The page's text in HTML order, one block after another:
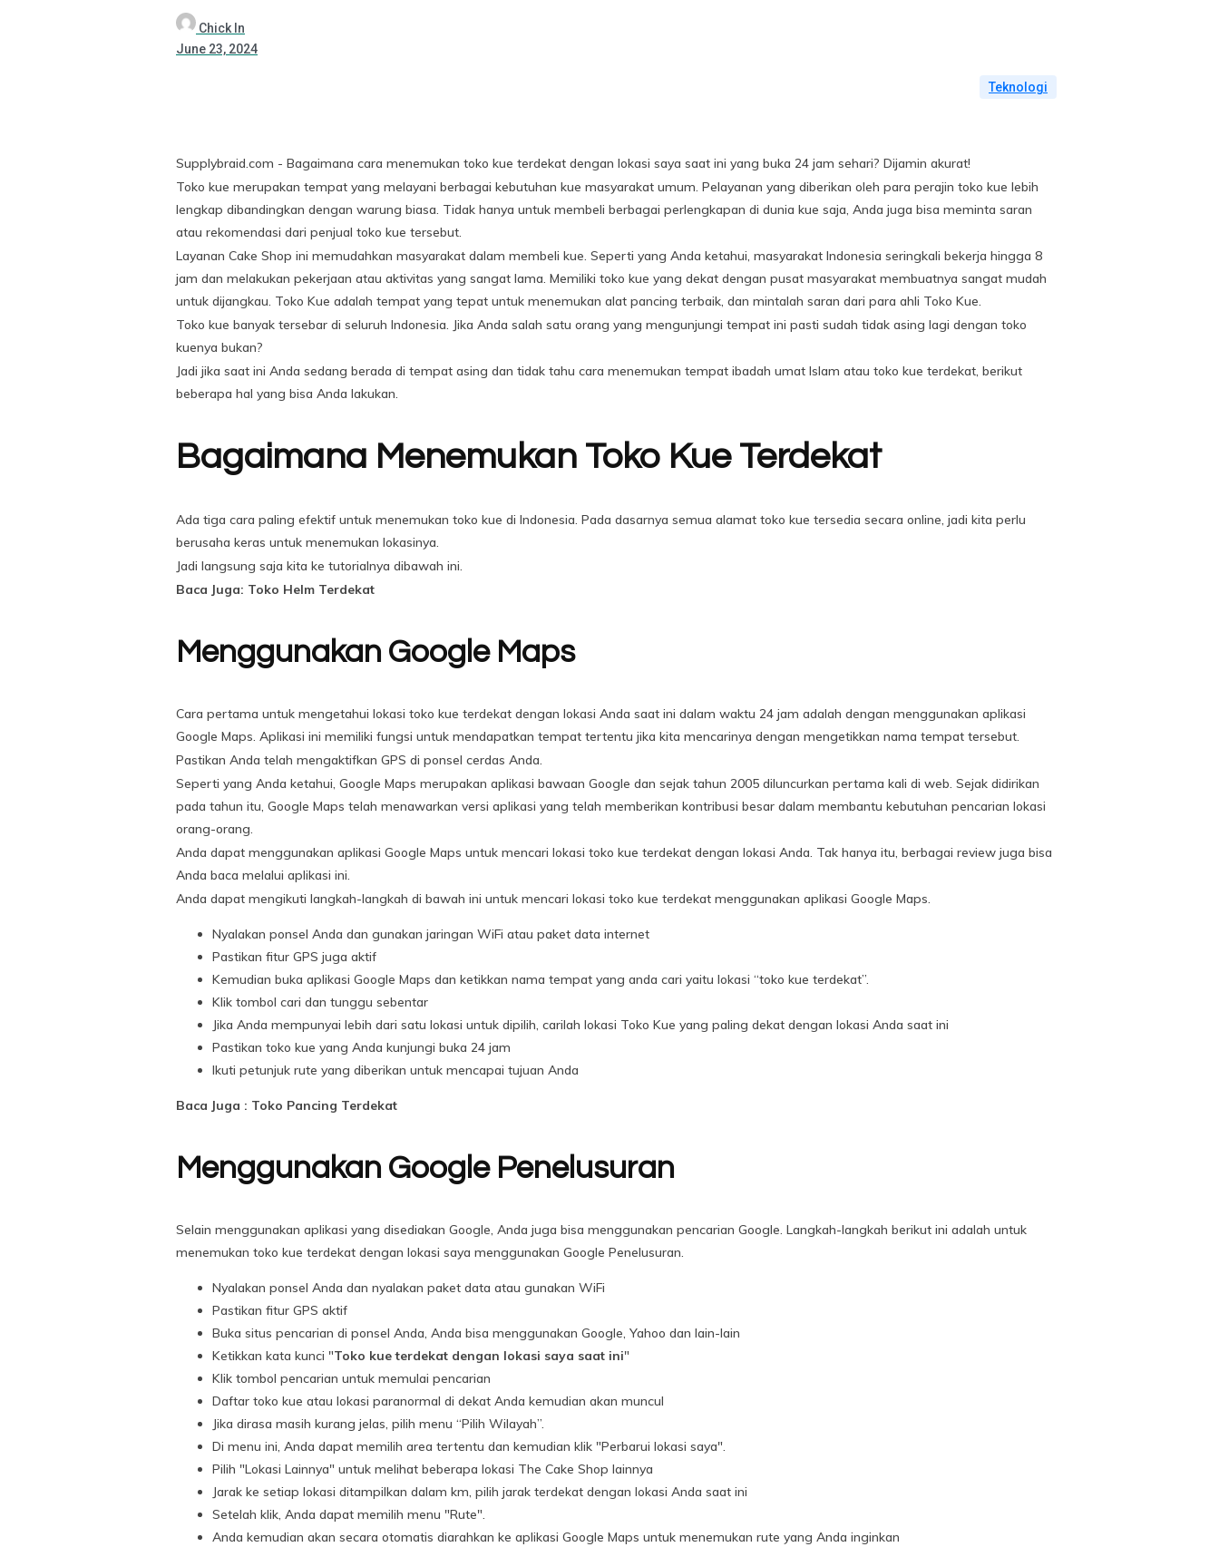
Chick In
June 23, 2024
Teknologi
Supplybraid.com - Bagaimana cara menemukan toko kue terdekat dengan lokasi saya saat ini yang buka 24 jam sehari? Dijamin akurat!
Toko kue merupakan tempat yang melayani berbagai kebutuhan kue masyarakat umum. Pelayanan yang diberikan oleh para perajin toko kue lebih
lengkap dibandingkan dengan warung biasa. Tidak hanya untuk membeli berbagai perlengkapan di dunia kue saja, Anda juga bisa meminta saran
atau rekomendasi dari penjual toko kue tersebut.
Layanan Cake Shop ini memudahkan masyarakat dalam membeli kue. Seperti yang Anda ketahui, masyarakat Indonesia seringkali bekerja hingga 8
jam dan melakukan pekerjaan atau aktivitas yang sangat lama. Memiliki toko kue yang dekat dengan pusat masyarakat membuatnya sangat mudah
untuk dijangkau. Toko Kue adalah tempat yang tepat untuk menemukan alat pancing terbaik, dan mintalah saran dari para ahli Toko Kue.
Toko kue banyak tersebar di seluruh Indonesia. Jika Anda salah satu orang yang mengunjungi tempat ini pasti sudah tidak asing lagi dengan toko
kuenya bukan?
Jadi jika saat ini Anda sedang berada di tempat asing dan tidak tahu cara menemukan tempat ibadah umat Islam atau toko kue terdekat, berikut
beberapa hal yang bisa Anda lakukan.
Bagaimana Menemukan Toko Kue Terdekat
Ada tiga cara paling efektif untuk menemukan toko kue di Indonesia. Pada dasarnya semua alamat toko kue tersedia secara online, jadi kita perlu
berusaha keras untuk menemukan lokasinya.
Jadi langsung saja kita ke tutorialnya dibawah ini.
Baca Juga: Toko Helm Terdekat
Menggunakan Google Maps
Cara pertama untuk mengetahui lokasi toko kue terdekat dengan lokasi Anda saat ini dalam waktu 24 jam adalah dengan menggunakan aplikasi
Google Maps. Aplikasi ini memiliki fungsi untuk mendapatkan tempat tertentu jika kita mencarinya dengan mengetikkan nama tempat tersebut.
Pastikan Anda telah mengaktifkan GPS di ponsel cerdas Anda.
Seperti yang Anda ketahui, Google Maps merupakan aplikasi bawaan Google dan sejak tahun 2005 diluncurkan pertama kali di web. Sejak didirikan
pada tahun itu, Google Maps telah menawarkan versi aplikasi yang telah memberikan kontribusi besar dalam membantu kebutuhan pencarian lokasi
orang-orang.
Anda dapat menggunakan aplikasi Google Maps untuk mencari lokasi toko kue terdekat dengan lokasi Anda. Tak hanya itu, berbagai review juga bisa
Anda baca melalui aplikasi ini.
Anda dapat mengikuti langkah-langkah di bawah ini untuk mencari lokasi toko kue terdekat menggunakan aplikasi Google Maps.
Nyalakan ponsel Anda dan gunakan jaringan WiFi atau paket data internet
Pastikan fitur GPS juga aktif
Kemudian buka aplikasi Google Maps dan ketikkan nama tempat yang anda cari yaitu lokasi “toko kue terdekat”.
Klik tombol cari dan tunggu sebentar
Jika Anda mempunyai lebih dari satu lokasi untuk dipilih, carilah lokasi Toko Kue yang paling dekat dengan lokasi Anda saat ini
Pastikan toko kue yang Anda kunjungi buka 24 jam
Ikuti petunjuk rute yang diberikan untuk mencapai tujuan Anda
Baca Juga : Toko Pancing Terdekat
Menggunakan Google Penelusuran
Selain menggunakan aplikasi yang disediakan Google, Anda juga bisa menggunakan pencarian Google. Langkah-langkah berikut ini adalah untuk
menemukan toko kue terdekat dengan lokasi saya menggunakan Google Penelusuran.
Nyalakan ponsel Anda dan nyalakan paket data atau gunakan WiFi
Pastikan fitur GPS aktif
Buka situs pencarian di ponsel Anda, Anda bisa menggunakan Google, Yahoo dan lain-lain
Ketikkan kata kunci "Toko kue terdekat dengan lokasi saya saat ini"
Klik tombol pencarian untuk memulai pencarian
Daftar toko kue atau lokasi paranormal di dekat Anda kemudian akan muncul
Jika dirasa masih kurang jelas, pilih menu “Pilih Wilayah”.
Di menu ini, Anda dapat memilih area tertentu dan kemudian klik "Perbarui lokasi saya".
Pilih "Lokasi Lainnya" untuk melihat beberapa lokasi The Cake Shop lainnya
Jarak ke setiap lokasi ditampilkan dalam km, pilih jarak terdekat dengan lokasi Anda saat ini
Setelah klik, Anda dapat memilih menu "Rute".
Anda kemudian akan secara otomatis diarahkan ke aplikasi Google Maps untuk menemukan rute yang Anda inginkan